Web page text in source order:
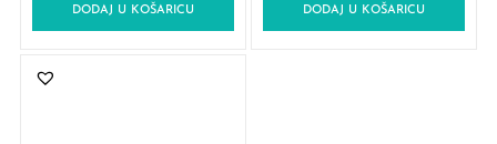
DODAJ U KOŠARICU DODAJ U KOŠARICU